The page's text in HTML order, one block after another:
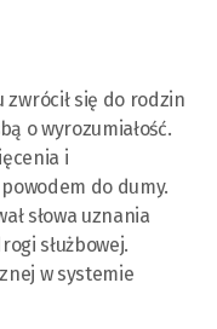
się do rodzin
o wyrozumiałość.
i
do dumy.
słowa uznania
służbowej.
w systemie